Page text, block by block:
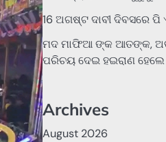
16 ଅଗଷ୍ଟ ଦାବୀ ଦିବସରେ
ମଦ ମାଫିଆ ଙ୍କ ଆତଙ୍କ,
ପରିଚୟ ଦେଇ ହଇରାଣ
Archives
August 2026